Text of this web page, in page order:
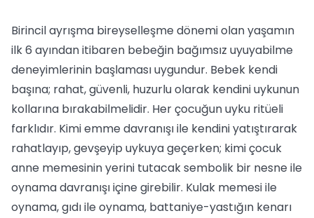
Birincil ayrışma bireyselleşme dönemi olan yaşamın
ilk 6 ayından itibaren bebeğin bağımsız uyuyabilme
deneyimlerinin başlaması uygundur. Bebek kendi
başına; rahat, güvenli, huzurlu olarak kendini uykunun
kollarına bırakabilmelidir. Her çocuğun uyku ritüeli
farklıdır. Kimi emme davranışı ile kendini yatıştırarak
rahatlayıp, gevşeyip uykuya geçerken; kimi çocuk
anne memesinin yerini tutacak sembolik bir nesne ile
oynama davranışı içine girebilir. Kulak memesi ile
oynama, gıdı ile oynama, battaniye-yastığın kenarı